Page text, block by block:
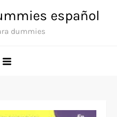
español
dummies